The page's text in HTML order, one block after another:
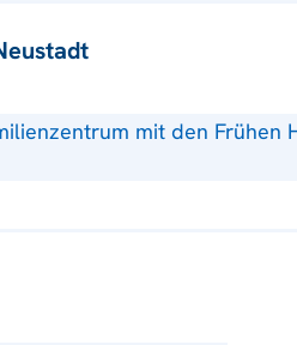
mit den Frühen